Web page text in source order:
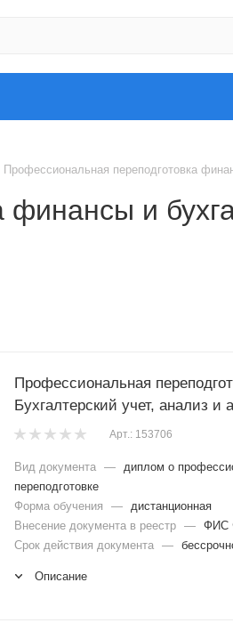
Профессиональная переподготовка
и
Профессиональная
Бухгалтерский учет, анализ и
Арт.: 153706
Вид документа —
диплом о
переподготовке
Форма обучения
—
дистанционная
Внесение документа в реестр — ФИС
Срок действия документа —
Описание